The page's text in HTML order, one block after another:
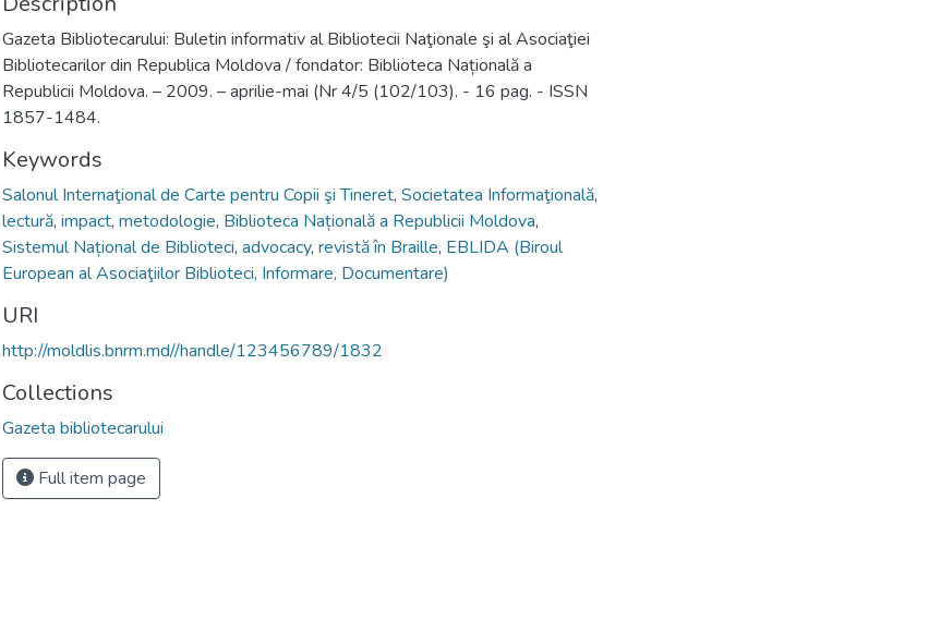
Gazeta Bibliotecarului: Buletin informativ al Bibliotecii Naţionale şi al Asociaţiei
Bibliotecarilor din Republica Moldova / fondator: Biblioteca Națională a
Republicii Moldova. – 2009. – aprilie-mai (Nr 4/5 (102/103). - 16 pag. - ISSN
1857-1484.
Keywords
Salonul Internaţional de Carte pentru Copii şi Tineret, Societatea Informaţională,
lectură, impact, metodologie, Biblioteca Națională a Republicii Moldova,
Sistemul Național de Biblioteci, advocacy, revistă în Braille, EBLIDA (Biroul
European al Asociaţiilor Biblioteci, Informare, Documentare)
URI
http://moldlis.bnrm.md//handle/123456789/1832
Collections
Gazeta bibliotecarului
Full item page